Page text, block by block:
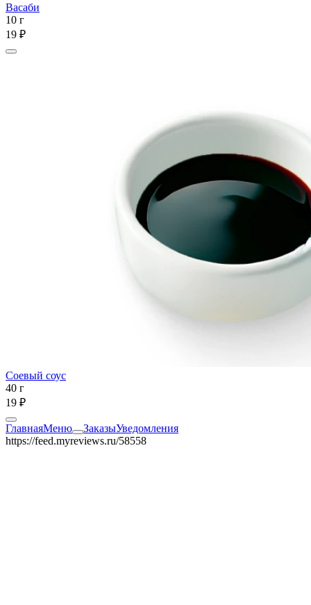
Васаби
10 г
19 ₽
Соевый соус
40 г
19 ₽
ГлавнаяМеню ЗаказыУведомления
https://feed.myreviews.ru/58558